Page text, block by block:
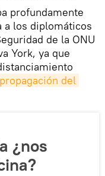
profundamente
a los diplomáticos
de la ONU
York, ya que
del
¿nos